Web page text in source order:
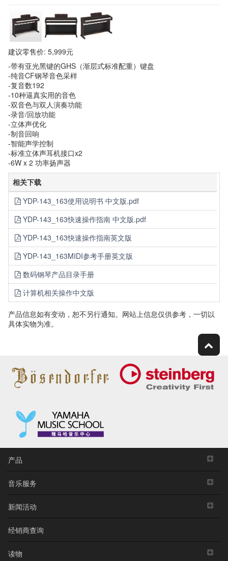
建议零售价: 5,999元
-带有亚光黑键的GHS（渐层式标准配重）键盘
-纯音CF钢琴音色采样
-复音数192
-10种逼真实用的音色
-双音色与双人演奏功能
-录音/回放功能
-立体声优化
-制音回响
-智能声学控制
-标准立体声耳机接口x2
-6W x 2 功率扬声器
相关下载
YDP-143_163使用说明书 中文版.pdf
YDP-143_163快速操作指南 中文版.pdf
YDP-143_163快速操作指南英文版
YDP-143_163MIDI参考手册英文版
数码钢琴产品目录手册
计算机相关操作中文版
产品信息如有变动，恕不另行通知。网站上信息仅供参考，一切以
具体实物为准。
产品
音乐服务
新闻活动
经销商查询
读物